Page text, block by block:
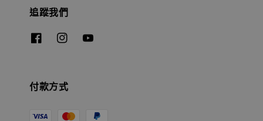
追蹤我們
付款方式